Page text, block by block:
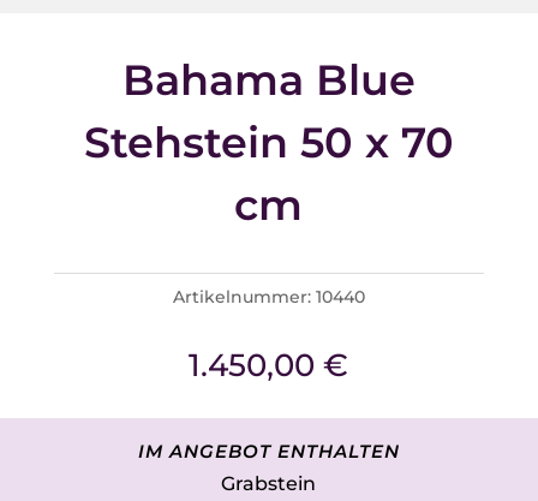
Bahama Blue
Stehstein 50 x 70
cm
Artikelnummer: 10440
1.450,00€
IM ANGEBOT ENTHALTEN
Grabstein